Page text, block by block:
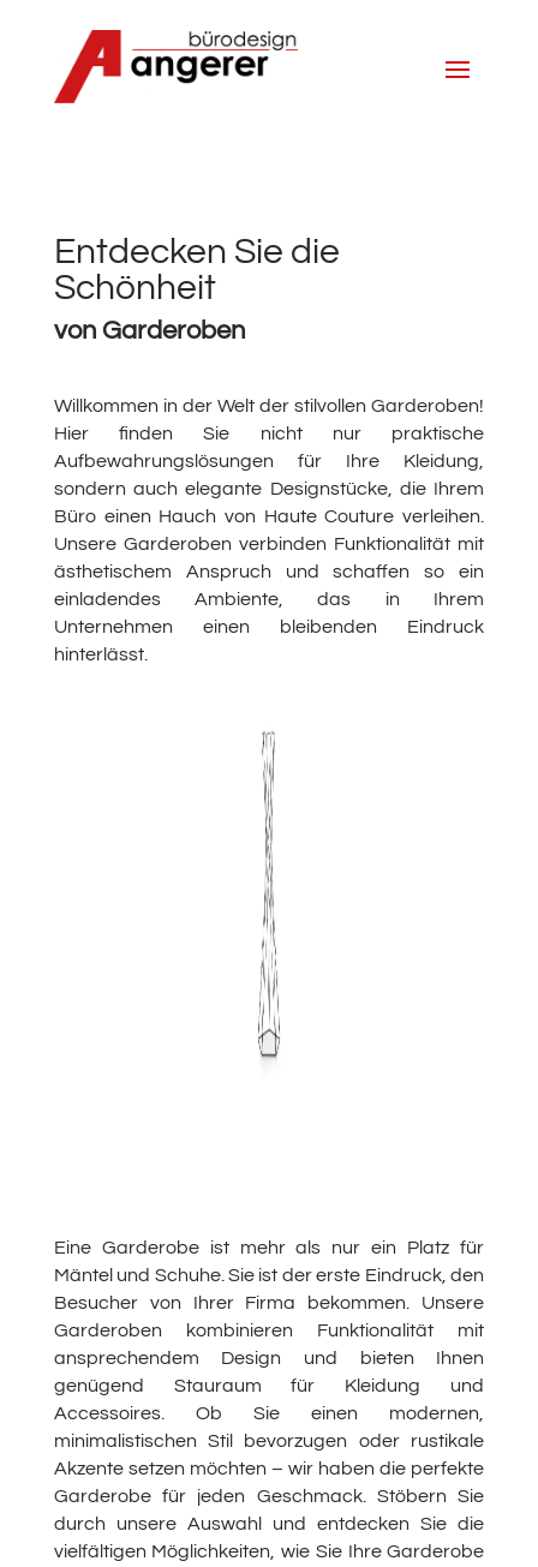
Entdecken Sie die
Schönheit
von Garderoben
Willkommen in der Welt der stilvollen Garderoben!
Hier finden Sie nicht nur praktische
Aufbewahrungslösungen für Ihre Kleidung,
sondern auch elegante Designstücke, die Ihrem
Büro einen Hauch von Haute Couture verleihen.
Unsere Garderoben verbinden Funktionalität mit
ästhetischem Anspruch und schaffen so ein
einladendes Ambiente, das in Ihrem
Unternehmen einen bleibenden Eindruck
hinterlässt.
Eine Garderobe ist mehr als nur ein Platz für
Mäntel und Schuhe. Sie ist der erste Eindruck, den
Besucher von Ihrer Firma bekommen. Unsere
Garderoben kombinieren Funktionalität mit
ansprechendem Design und bieten Ihnen
genügend Stauraum für Kleidung und
Accessoires. Ob Sie einen modernen,
minimalistischen Stil bevorzugen oder rustikale
Akzente setzen möchten – wir haben die perfekte
Garderobe für jeden Geschmack. Stöbern Sie
durch unsere Auswahl und entdecken Sie die
vielfältigen Möglichkeiten, wie Sie Ihre Garderobe